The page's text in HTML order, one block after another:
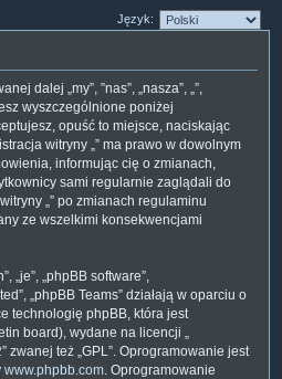
Język:
dalej „my”, ”nas”, „nasza”, „”,
wyszczególnione poniżej
opuść to miejsce, naciskając
witryny „” ma prawo w dowolnym
informując cię o zmianach,
sami regularnie zaglądali do
„” po zmianach regulaminu
ze wszelkimi konsekwencjami
„je”, „phpBB software”,
„phpBB Teams” działają w oparciu o
technologię phpBB, która jest
board), wydane na licencji „
” zwanej też „GPL”. Oprogramowanie jest
www.phpbb.com. Oprogramowanie